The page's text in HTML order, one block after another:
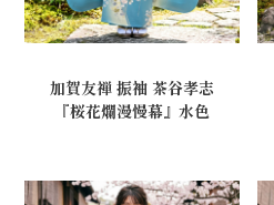
加賀友禅 振袖 茶谷孝志
『桜花爛漫慢幕』水色